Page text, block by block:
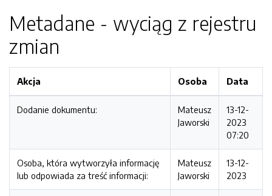
Metadane - wyciąg z rejestru
zmian
Akcja Osoba Data
Dodanie dokumentu:
Mateusz
Jaworski
13-12-
2023
07:20
Osoba, która wytworzyła informację
lub odpowiada za treść informacji:
Mateusz
Jaworski
13-12-
2023